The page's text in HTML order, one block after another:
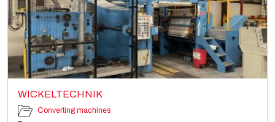
WICKELTECHNIK
Converting machines